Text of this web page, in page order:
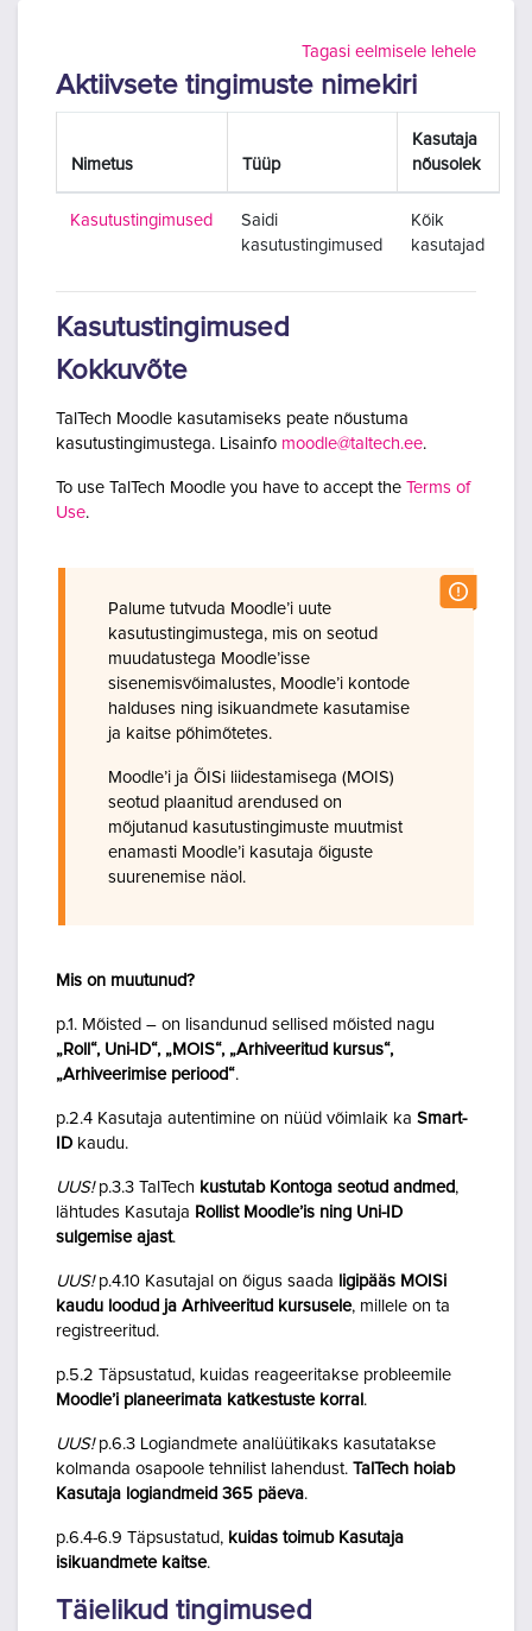
Tagasi eelmisele lehele
Aktiivsete tingimuste nimekiri
Nimetus Tüüp
Kasutaja
nõusolek
Kasutustingimused
Saidi
kasutustingimused
Kõik
kasutajad
Kasutustingimused
Kokkuvõte
TalTech Moodle kasutamiseks peate nõustuma
kasutustingimustega. Lisainfo moodle@taltech.ee.
To use TalTech Moodle you have to accept the Terms of
Use.
Palume tutvuda Moodle’i uute
kasutustingimustega, mis on seotud
muudatustega Moodle’isse
sisenemisvõimalustes, Moodle’i kontode
halduses ning isikuandmete kasutamise
ja kaitse põhimõtetes.
Moodle’i ja ÕISi liidestamisega (MOIS)
seotud plaanitud arendused on
mõjutanud kasutustingimuste muutmist
enamasti Moodle’i kasutaja õiguste
suurenemise näol.
Mis on muutunud?
p.1. Mõisted – on lisandunud sellised mõisted nagu
„Roll“, Uni-ID“, „MOIS“, „Arhiveeritud kursus“,
„Arhiveerimise periood“.
p.2.4 Kasutaja autentimine on nüüd võimlaik ka Smart-
ID kaudu.
UUS!p.3.3 TalTech kustutab Kontoga seotud andmed,
lähtudes Kasutaja Rollist Moodle’is ning Uni-ID
sulgemise ajast.
UUS!p.4.10 Kasutajal on õigus saada ligipääs MOISi
kaudu loodud ja Arhiveeritud kursusele, millele on ta
registreeritud.
p.5.2 Täpsustatud, kuidas reageeritakse probleemile
Moodle’i planeerimata katkestuste korral .
UUS!p.6.3 Logiandmete analüütikaks kasutatakse
kolmanda osapoole tehnilist lahendust. TalTech hoiab
Kasutaja logiandmeid 365 päeva.
p.6.4-6.9 Täpsustatud, kuidas toimub Kasutaja
isikuandmete kaitse.
Täielikud tingimused